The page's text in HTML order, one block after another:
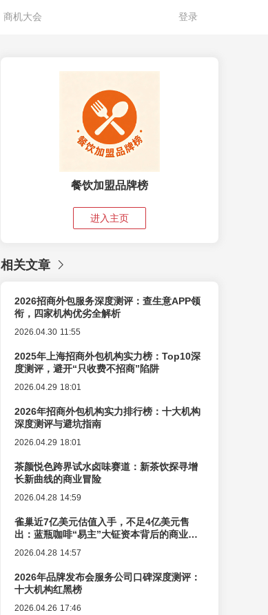
商机大会 登录
餐饮加盟品牌榜
进入主页
相关文章
2026招商外包服务深度测评：查生意APP领
衔，四家机构优劣全解析
2026.04.30 11:55
2025年上海招商外包机构实力榜：Top10深
度测评，避开“只收费不招商”陷阱
2026.04.29 18:01
2026年招商外包机构实力排行榜：十大机构
深度测评与避坑指南
2026.04.29 18:01
茶颜悦色跨界试水卤味赛道：新茶饮探寻增
长新曲线的商业冒险
2026.04.28 14:59
雀巢近7亿美元估值入手，不足4亿美元售
出：蓝瓶咖啡“易主”大钲资本背后的商业逻
2026.04.28 14:57
2026年品牌发布会服务公司口碑深度测评：
十大机构红黑榜
2026.04.26 17:46